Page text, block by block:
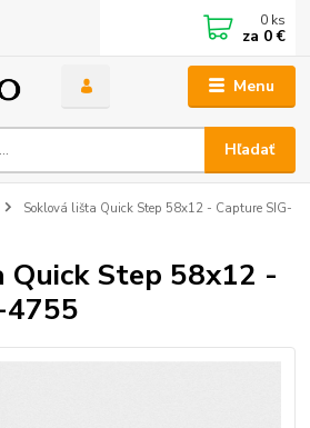
Menu
Hľadať
0 ks
za 0 €
Soklová lišta Quick Step 58x12 - Capture SIG-
Step 58x12 -
4755